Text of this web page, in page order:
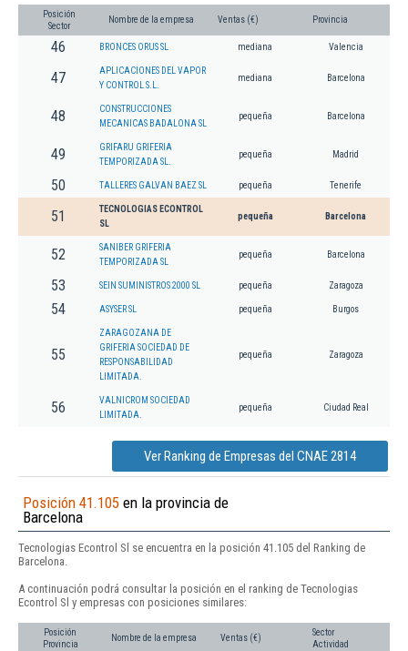
Posición
Sector
Nombre de la empresa Ventas (€) Provincia
46 BRONCES ORUS SL mediana Valencia
47
APLICACIONES DEL VAPOR
Y CONTROL S.L.
mediana Barcelona
48
CONSTRUCCIONES
MECANICAS BADALONA SL
pequeña Barcelona
49
GRIFARU GRIFERIA
TEMPORIZADA SL.
pequeña Madrid
50 TALLERES GALVAN BAEZ SL pequeña Tenerife
51
TECNOLOGIAS ECONTROL
SL
pequeña Barcelona
52
SANIBER GRIFERIA
TEMPORIZADA SL
pequeña Barcelona
53 SEIN SUMINISTROS 2000 SL pequeña Zaragoza
54 ASYSER SL pequeña Burgos
55
ZARAGOZANA DE
GRIFERIA SOCIEDAD DE
RESPONSABILIDAD
LIMITADA.
pequeña Zaragoza
56
VALNICROM SOCIEDAD
LIMITADA.
pequeña Ciudad Real
Ver Ranking de Empresas del CNAE 2814
Posición 41.105 en la provincia de
Barcelona
Tecnologias Econtrol Sl se encuentra en la posición 41.105 del Ranking de
Barcelona.
A continuación podrá consultar la posición en el ranking de Tecnologias
Econtrol Sl y empresas con posiciones similares:
Posición
Provincia
Nombre de la empresa Ventas (€)
Sector
Actividad